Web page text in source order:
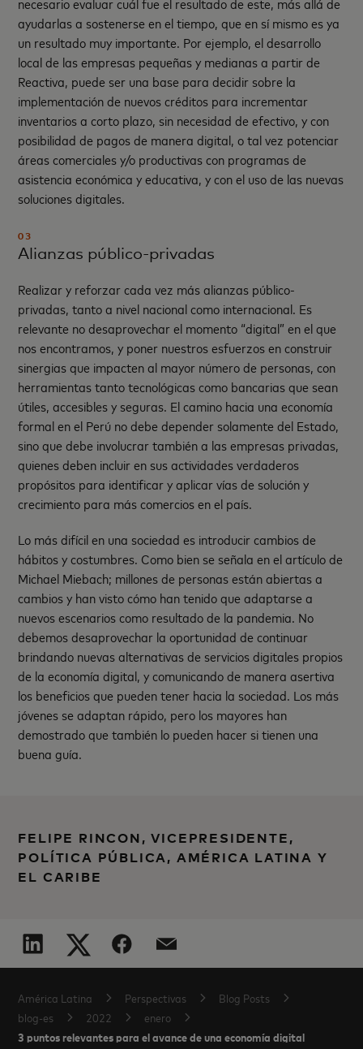
ayudarlas a sostenerse en el tiempo, que en sí mismo es ya
un resultado muy importante. Por ejemplo, el desarrollo
local de las empresas pequeñas y medianas a partir de
Reactiva, puede ser una base para decidir sobre la
implementación de nuevos créditos para incrementar
inventarios a corto plazo, sin necesidad de efectivo, y con
posibilidad de pagos de manera digital, o tal vez potenciar
áreas comerciales y/o productivas con programas de
asistencia económica y educativa, y con el uso de las nuevas
soluciones digitales.
03
Alianzas público-privadas
Realizar y reforzar cada vez más alianzas público-
privadas, tanto a nivel nacional como internacional. Es
relevante no desaprovechar el momento “digital” en el que
nos encontramos, y poner nuestros esfuerzos en construir
sinergias que impacten al mayor número de personas, con
herramientas tanto tecnológicas como bancarias que sean
útiles, accesibles y seguras. El camino hacia una economía
formal en el Perú no debe depender solamente del Estado,
sino que debe involucrar también a las empresas privadas,
quienes deben incluir en sus actividades verdaderos
propósitos para identificar y aplicar vías de solución y
crecimiento para más comercios en el país.
Lo más difícil en una sociedad es introducir cambios de
hábitos y costumbres. Como bien se señala en el artículo de
Michael Miebach; millones de personas están abiertas a
cambios y han visto cómo han tenido que adaptarse a
nuevos escenarios como resultado de la pandemia. No
debemos desaprovechar la oportunidad de continuar
brindando nuevas alternativas de servicios digitales propios
de la economía digital, y comunicando de manera asertiva
los beneficios que pueden tener hacia la sociedad. Los más
jóvenes se adaptan rápido, pero los mayores han
demostrado que también lo pueden hacer si tienen una
buena guía.
FELIPE RINCON, VICEPRESIDENTE,
POLÍTICA PÚBLICA, AMÉRICA LATINA Y
EL CARIBE
América Latina Perspectivas
Blog Posts
blog-es
2022 enero
3 puntos relevantes para el avance de una economía digital